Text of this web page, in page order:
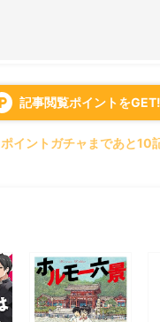
local_parking 記事閲覧ポイントを
ポイントガチャまであと10